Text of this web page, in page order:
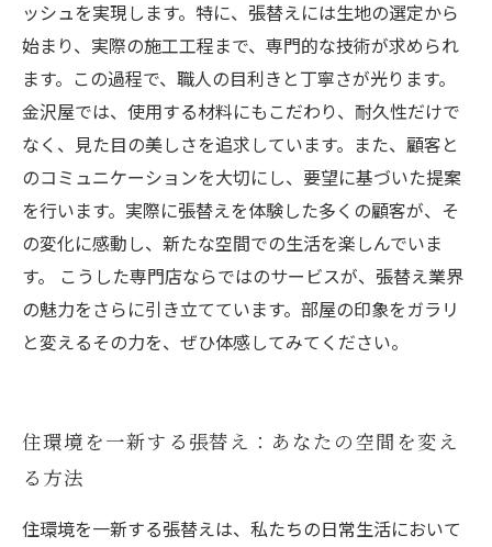
ッシュを実現します。特に、張替えには生地の選定から
始まり、実際の施工工程まで、専門的な技術が求められ
ます。この過程で、職人の目利きと丁寧さが光ります。
金沢屋では、使用する材料にもこだわり、耐久性だけで
なく、見た目の美しさを追求しています。また、顧客と
のコミュニケーションを大切にし、要望に基づいた提案
を行います。実際に張替えを体験した多くの顧客が、そ
の変化に感動し、新たな空間での生活を楽しんでいま
す。 こうした専門店ならではのサービスが、張替え業界
の魅力をさらに引き立てています。部屋の印象をガラリ
と変えるその力を、ぜひ体感してみてください。
住環境を一新する張替え：あなたの空間を変え
る方法
住環境を一新する張替えは、私たちの日常生活において